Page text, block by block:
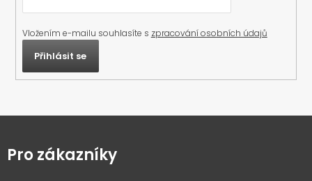
Vložením e-mailu souhlasíte s zpracování osobních údajů
Přihlásit se
pPro zákazníky